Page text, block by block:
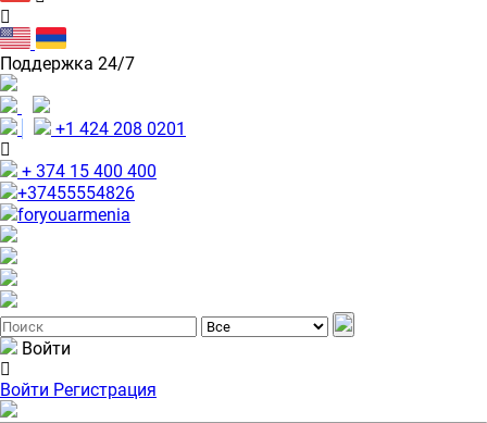
Поддержка 24/7
+1 424 208 0201
+ 374 15 400 400
+37455554826
foryouarmenia
Войти
Войти Регистрация